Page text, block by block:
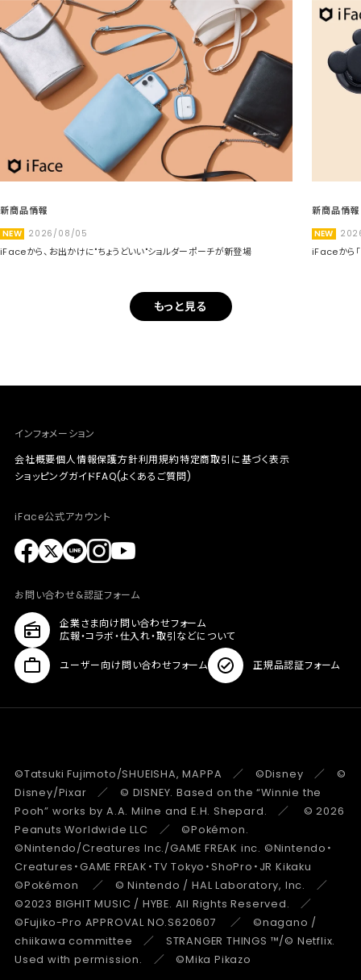
新商品情報
NEW 2026/08/05
iFaceから、お出かけに"ちょうどいい"ショルダーポーチが新登場
新商品情報
NEW
iFaceから
もっと見る
インフォメーション
会社概要個人情報保護方針利用規約特定商取引に基づく表示
ショッピングガイドFAQ(よくあるご質問)
iFace公式アカウント
お問い合わせ&認証フォーム
企業さま向け問い合わせフォーム
広報・コラボ・仕入れ・取引などについて
ユーザー向け問い合わせフォーム 正規品認証フォーム
©Tatsuki Fujimoto/SHUEISHA, MAPPA ／ ©Disney ／ ©
Disney/Pixar ／ © DISNEY. Based on the “Winnie the
Pooh” works by A.A. Milne and E.H. Shepard. ／ © 2026
Peanuts Worldwide LLC ／ ©Pokémon.
©Nintendo/Creatures Inc./GAME FREAK inc. ©Nintendo・
Creatures・GAME FREAK・TV Tokyo・ShoPro・JR Kikaku
©Pokémon ／ © Nintendo / HAL Laboratory, Inc. ／
©2023 BIGHIT MUSIC / HYBE. All Rights Reserved. ／
©Fujiko-Pro APPROVAL NO.S620607 ／ ©nagano /
chiikawa committee ／ STRANGER THINGS ™/© Netflix.
Used with permission. ／ ©Mika Pikazo